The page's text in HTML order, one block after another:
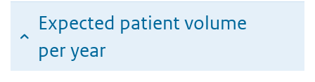
Expected patient volume
per year